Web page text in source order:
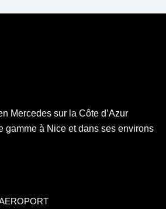
Mercedes sur la Côte d’Azur
gamme à Nice et dans ses environs